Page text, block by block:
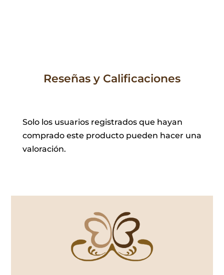
Reseñas y Calificaciones
Solo los usuarios registrados que hayan
comprado este producto pueden hacer una
valoración.